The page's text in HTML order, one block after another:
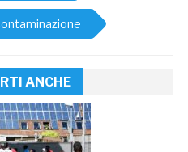
ANCHE